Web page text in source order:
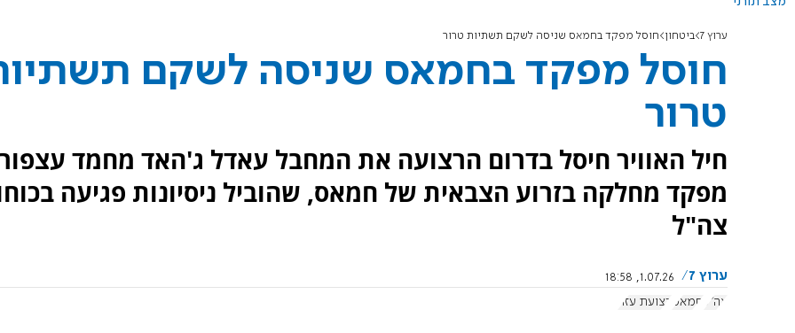
ערוץ 7 ביטחון חוסל מפקד בחמאס שניסה לשקם תשתיות טרור
חוסל מפקד בחמאס שניסה לשקם
טרור
חיל האוויר חיסל בדרום הרצועה את המחבל עאדל ג'האד מחמד
מפקד מחלקה בזרוע הצבאית של חמאס, שהוביל ניסיונות פגיעה
צה"ל
ערוץ 7
1.07.26, 18:58
צה"ל
חמאס רצועת עזה